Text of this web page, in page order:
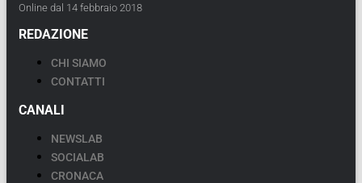
Online dal 14 febbraio 2018
REDAZIONE
CHI SIAMO
CONTATTI
CANALI
NEWSLAB
SOCIALAB
CRONACA